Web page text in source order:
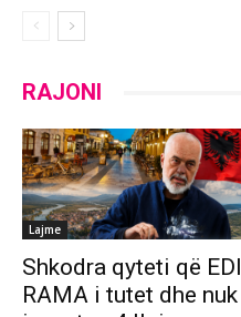
RAJONI
Lajme
Shkodra qyteti që EDI
RAMA i tutet dhe nuk